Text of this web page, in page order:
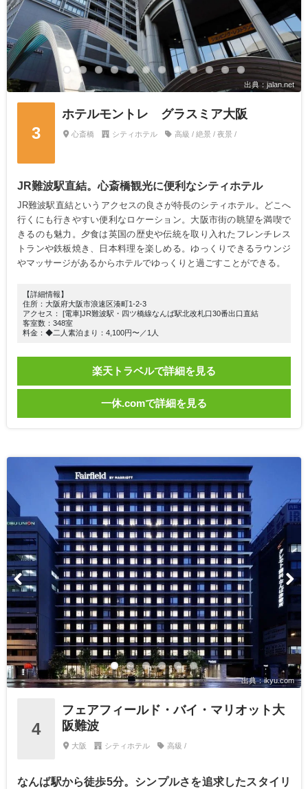
出典：jalan.net
3
ホテルモントレ グラスミア大阪
心斎橋 シティホテル 高級 / 絶景 / 夜景 /
JR難波駅直結。心斎橋観光に便利なシティホテル
JR難波駅直結というアクセスの良さが特長のシティホテル。どこへ
行くにも行きやすい便利なロケーション。大阪市街の眺望を満喫で
きるのも魅力。夕食は英国の歴史や伝統を取り入れたフレンチレス
トランや鉄板焼き、日本料理を楽しめる。ゆっくりできるラウンジ
やマッサージがあるからホテルでゆっくりと過ごすことができる。
【詳細情報】
住所：大阪府大阪市浪速区湊町1-2-3
アクセス： [電車]JR難波駅・四ツ橋線なんば駅北改札口30番出口直結
客室数：348室
料金：◆二人素泊まり：4,100円〜／1人
楽天トラベルで詳細を見る
一休.comで詳細を見る
出典：ikyu.com
4
フェアフィールド・バイ・マリオット大
阪難波
大阪 シティホテル 高級 /
なんば駅から徒歩5分。シンプルさを追求したスタイリ